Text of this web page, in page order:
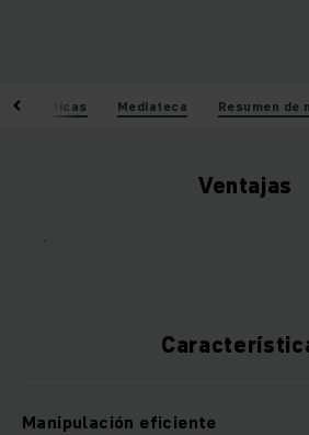
Mediateca Resumen de
Ventajas
.
Manipulación eficiente